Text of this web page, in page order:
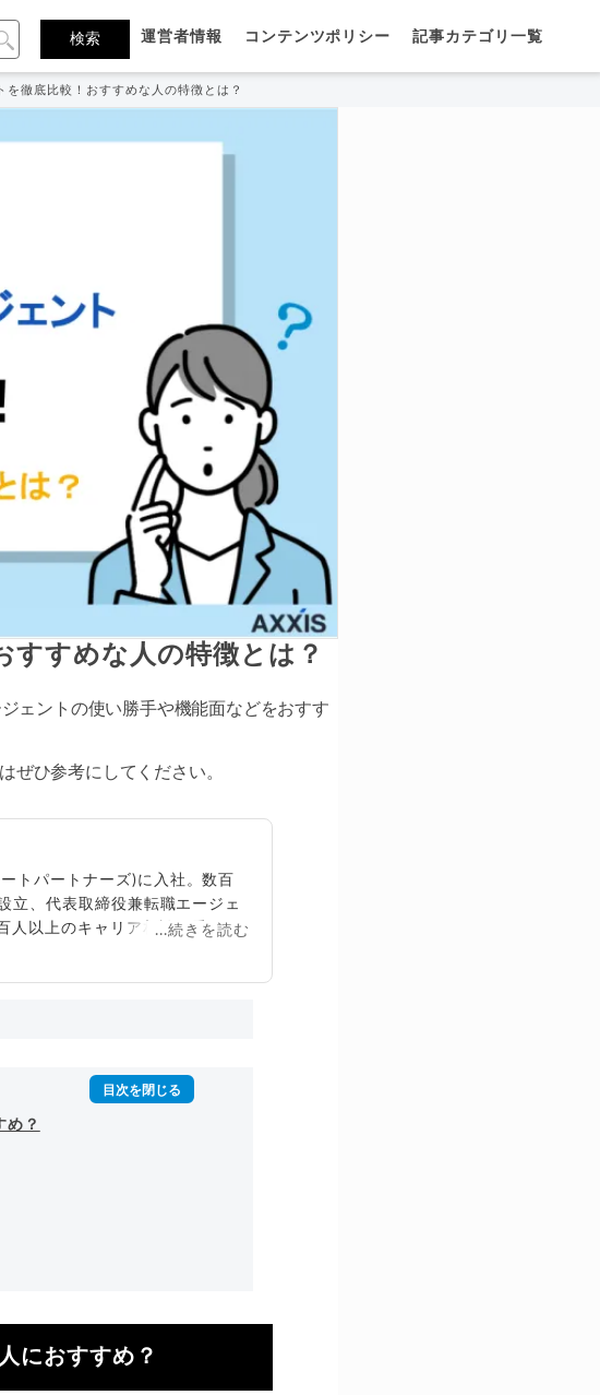
運営者情報 コンテンツポリシー 記事カテゴリ一覧
徹底比較！おすすめな人の特徴とは？
すすめな人の特徴とは？
ェントの使い勝手や機能面などをおすす
ぜひ参考にしてください。
トパートナーズ)に入社。数百
立、代表取締役兼転職エージェ
人以上のキャリア相談に乗る。
...続きを読む
め？
におすすめ？